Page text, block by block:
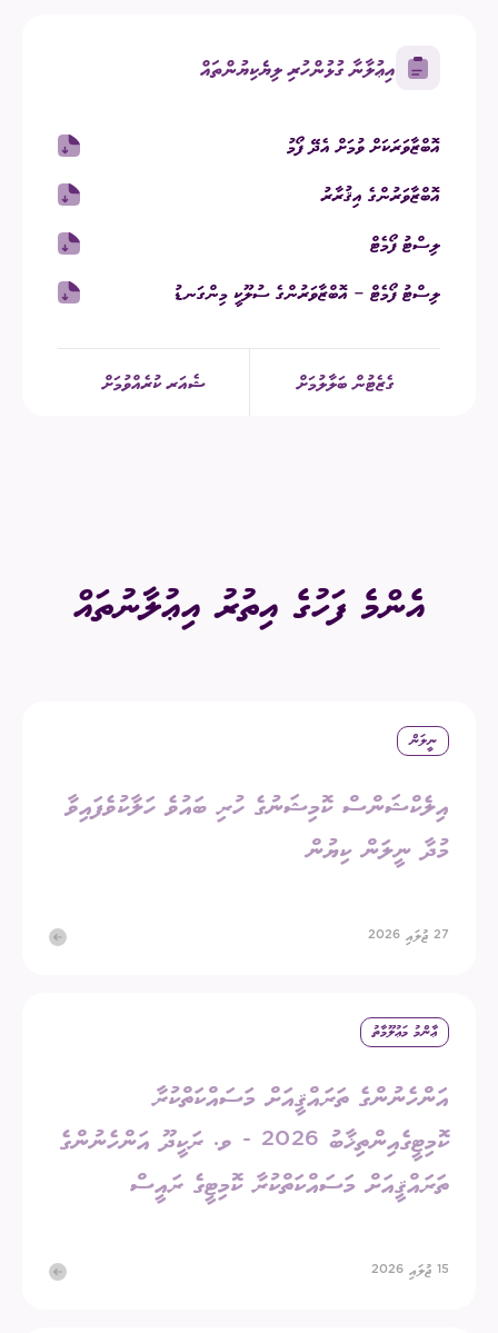
އިޢުލާނާ ގުޅުންހުރި ލިޔެކިޔުންތައް
އޮބްޒާވަރަކަށް ވުމަށް އެދޭ ފޯމު
އޮބްޒާވަރުންގެ އިޤުރާރު
ލިސްޓު ފޯމެޓް
ލިސްޓު ފޯމެޓް - އޮބްޒާވަރުންގެ ސުލޫކީ މިންގަނޑު
ގެޒެޓުން ބަލާލުމަށް ޝެއަރ ކުރެއްވުމަށް
އެންމެ ފަހުގެ އިތުރު އިޢުލާނުތައް
ނީލަން
އިލެކްޝަންސް ކޮމިޝަނުގެ ހުރި ބައުވެ ހަލާކުވެފައިވާ
މުދާ ނީލަން ކިޔުން
27 ޖުލައި 2026
ޢާންމު މަޢުލޫމާތު
އަންހެނުންގެ ތަރައްޤީއަށް މަސައްކަތްކުރާ
ކޮމިޓީގެއިންތިޚާބު 2026 - ވ. ރަކީދޫ އަންހެނުންގެ
ތަރައްޤީއަށް މަސައްކަތްކުރާ ކޮމިޓީގެ ރައީސް
15 ޖުލައި 2026